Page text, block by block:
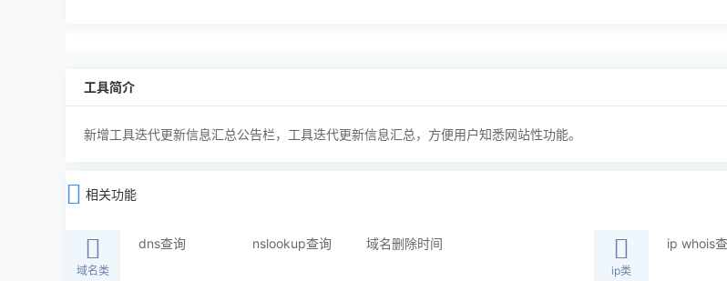
工具简介
新增工具迭代更新信息汇总公告栏，工具迭代更新信息汇总，方便用户知悉网站性功能。
相关功能
域名类
dns查询 nslookup查询 域名删除时间
ip类
ip whois